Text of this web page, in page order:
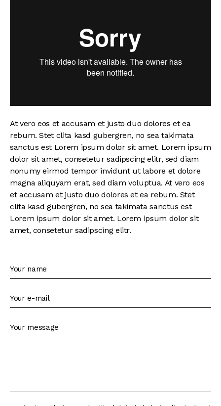
At vero eos et accusam et justo duo dolores et ea
rebum. Stet clita kasd gubergren, no sea takimata
sanctus est Lorem ipsum dolor sit amet. Lorem ipsum
dolor sit amet, consetetur sadipscing elitr, sed diam
nonumy eirmod tempor invidunt ut labore et dolore
magna aliquyam erat, sed diam voluptua. At vero eos
et accusam et justo duo dolores et ea rebum. Stet
clita kasd gubergren, no sea takimata sanctus est
Lorem ipsum dolor sit amet. Lorem ipsum dolor sit
amet, consetetur sadipscing elitr.